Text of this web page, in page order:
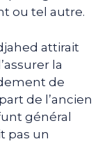
ou tel autre.
attirait
la
de
de l’ancien
général
pas un